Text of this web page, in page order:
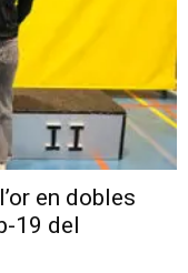
en dobles
19 del